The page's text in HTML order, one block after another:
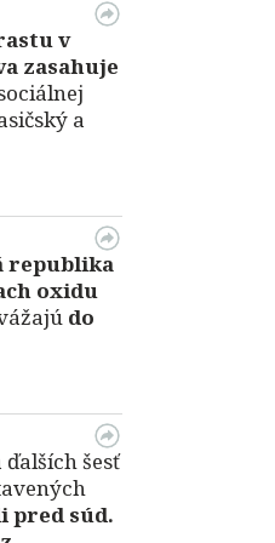
v
zasahuje
a
republika
oxidu
do
ďalších šesť
pred súd.